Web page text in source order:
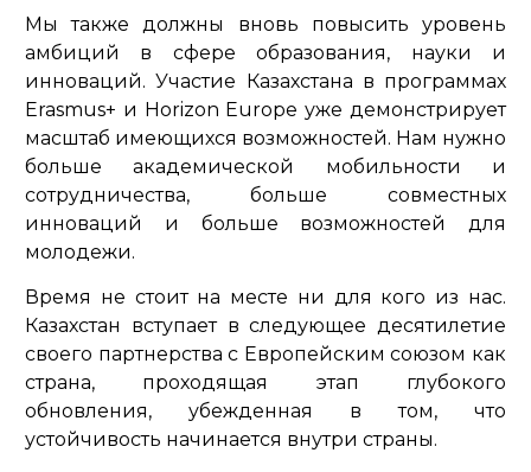
Мы также должны вновь повысить уровень
амбиций в сфере образования, науки и
инноваций. Участие Казахстана в программах
Erasmus+ и Horizon Europe уже демонстрирует
масштаб имеющихся возможностей. Нам нужно
больше академической мобильности и
сотрудничества, больше совместных
инноваций и больше возможностей для
молодежи.
Время не стоит на месте ни для кого из нас.
Казахстан вступает в следующее десятилетие
своего партнерства с Европейским союзом как
страна, проходящая этап глубокого
обновления, убежденная в том, что
устойчивость начинается внутри страны.